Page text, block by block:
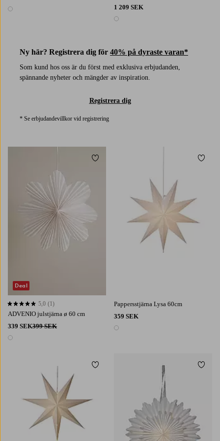
1 färg
Ny här? Registrera dig för 40% på dyraste varan*
Som kund hos oss är du först med exklusiva erbjudanden,
spännande nyheter och mängder av inspiration.
Registrera dig
* Se erbjudandevillkor vid registrering
1 209 SEK
1 färg
ADVENIO julstjärna ø 60 cm
339 SEK399 SEK
1 färg
5,0 baserat på 1 st betyg
5,0 (1)
Deal
Lägg till i favoriter
Pappersstjärna Lysa 60cm
359 SEK
1 färg
Lägg
Lägg till i favoriter Lägg